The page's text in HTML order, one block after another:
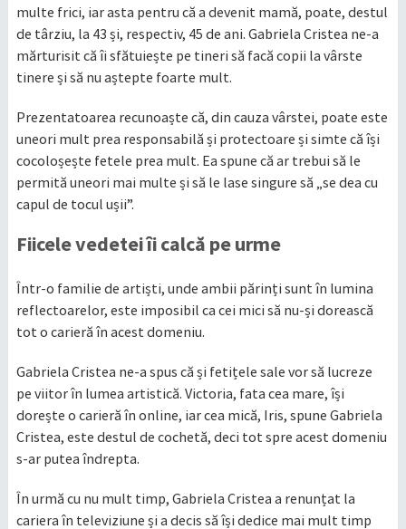
multe frici, iar asta pentru că a devenit mamă, poate, destul
de târziu, la 43 și, respectiv, 45 de ani. Gabriela Cristea ne-a
mărturisit că îi sfătuiește pe tineri să facă copii la vârste
tinere și să nu aștepte foarte mult.
Prezentatoarea recunoaște că, din cauza vârstei, poate este
uneori mult prea responsabilă și protectoare și simte că își
cocoloșește fetele prea mult. Ea spune că ar trebui să le
permită uneori mai multe și să le lase singure să „se dea cu
capul de tocul ușii”.
Fiicele vedetei îi calcă pe urme
Într-o familie de artiști, unde ambii părinți sunt în lumina
reflectoarelor, este imposibil ca cei mici să nu-și dorească
tot o carieră în acest domeniu.
Gabriela Cristea ne-a spus că și fetițele sale vor să lucreze
pe viitor în lumea artistică. Victoria, fata cea mare, își
dorește o carieră în online, iar cea mică, Iris, spune Gabriela
Cristea, este destul de cochetă, deci tot spre acest domeniu
s-ar putea îndrepta.
În urmă cu nu mult timp, Gabriela Cristea a renunțat la
cariera în televiziune și a decis să își dedice mai mult timp